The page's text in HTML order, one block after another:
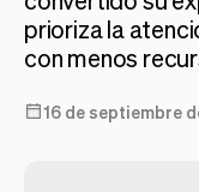
prioriza la
con menos
16 de septiembre